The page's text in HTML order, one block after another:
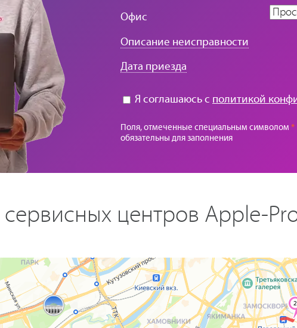
Офис
Описание неисправности
Дата приезда
Я соглашаюсь с политикой
Поля, отмеченные специальным символом *
обязательны для заполнения
центров Apple-